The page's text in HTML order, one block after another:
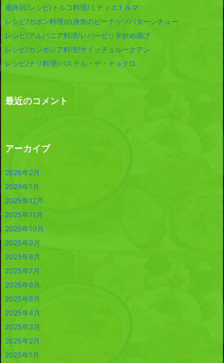
最終回/レシピ/トルコ料理/ミディエドルマ
レシピ/ガボン料理/白身魚のピーナッツバターシチュー
レシピ/アルバニア料理/レバーピリ辛炒め揚げ
レシピ/カンボジア料理/サイッチュルークアン
レシピ/チリ料理/パステル・デ・チョクロ
最近のコメント
アーカイブ
2026年2月
2026年1月
2025年12月
2025年11月
2025年10月
2025年9月
2025年8月
2025年7月
2025年6月
2025年5月
2025年4月
2025年3月
2025年2月
2025年1月